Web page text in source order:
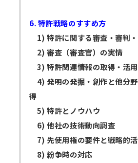
6. 特許戦略のすすめ方
1) 特許に関する審査・審判
2) 審査（審査官）の実情
3) 特許関連情報の取得・活用
4) 発明の発掘・創作と他分
得
5) 特許とノウハウ
6) 他社の技術動向調査
7) 先使用権の要件と戦略的
8) 紛争時の対応